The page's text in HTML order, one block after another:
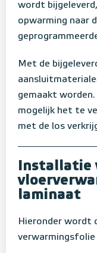
wordt
opwarming naar
Met de
gemaakt
mogelijk het te
met de los
Installatie
laminaat
Hieronder wordt